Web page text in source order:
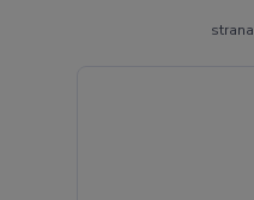
strana